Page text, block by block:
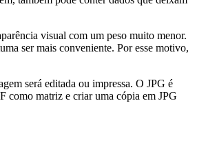
visual com um peso muito menor.
ser mais conveniente. Por esse motivo,
será editada ou impressa. O JPG é
como matriz e criar uma cópia em JPG